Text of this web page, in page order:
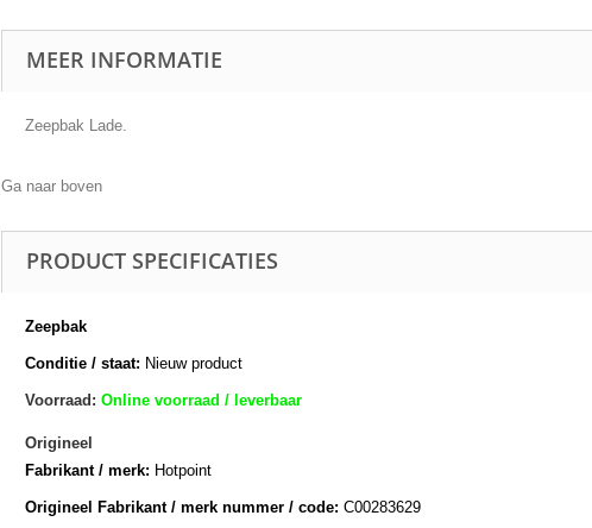
MEER INFORMATIE
Zeepbak Lade.
Ga naar boven
PRODUCT SPECIFICATIES
Zeepbak
Conditie / staat: Nieuw product
Voorraad: Online voorraad / leverbaar
Origineel
Fabrikant / merk: Hotpoint
Origineel Fabrikant / merk nummer / code: C00283629